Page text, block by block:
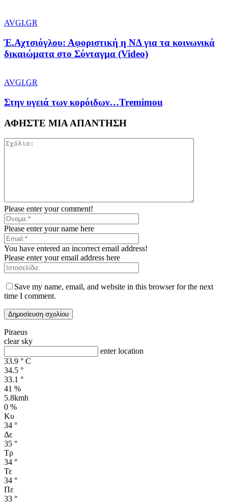
AVGI.GR
Έ.Αχτσιόγλου: Αφοριστική η ΝΔ για τα κοινωνικά
δικαιώματα στο Σύνταγμα (Video)
AVGI.GR
Στην υγειά των κορόιδων…Tremimou
ΑΦΗΣΤΕ ΜΙΑ ΑΠΑΝΤΗΣΗ
Please enter your comment!
Please enter your name here
You have entered an incorrect email address!
Please enter your email address here
Save my name, email, and website in this browser for the next
time I comment.
Piraeus
clear sky
enter location
33.9 ° C
34.5 °
33.1 °
41 %
5.8kmh
0 %
Κυ
34 °
Δε
35 °
Τρ
34 °
Τε
34 °
Πε
33 °